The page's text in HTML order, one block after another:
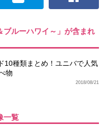
ブルーハワイ～」が含まれ
10種類まとめ！ユニバで人気
物
2018/08/21
一覧